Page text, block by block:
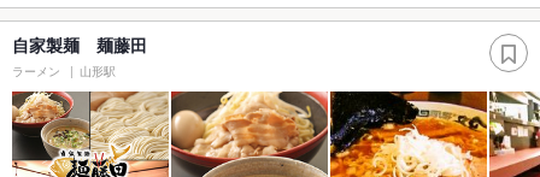
自家製麺 麺藤田
ラーメン 山形駅